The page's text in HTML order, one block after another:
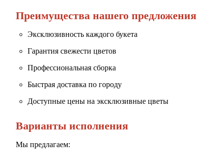
Преимущества нашего предложения
Эксклюзивность каждого букета
Гарантия свежести цветов
Профессиональная сборка
Быстрая доставка по городу
Доступные цены на эксклюзивные цветы
Варианты исполнения
Мы предлагаем: